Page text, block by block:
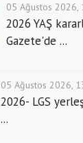
05 Ağustos 2026,
2026 YAŞ
Gazete'de ...
05 Ağustos 2026,
2026- LGS
...